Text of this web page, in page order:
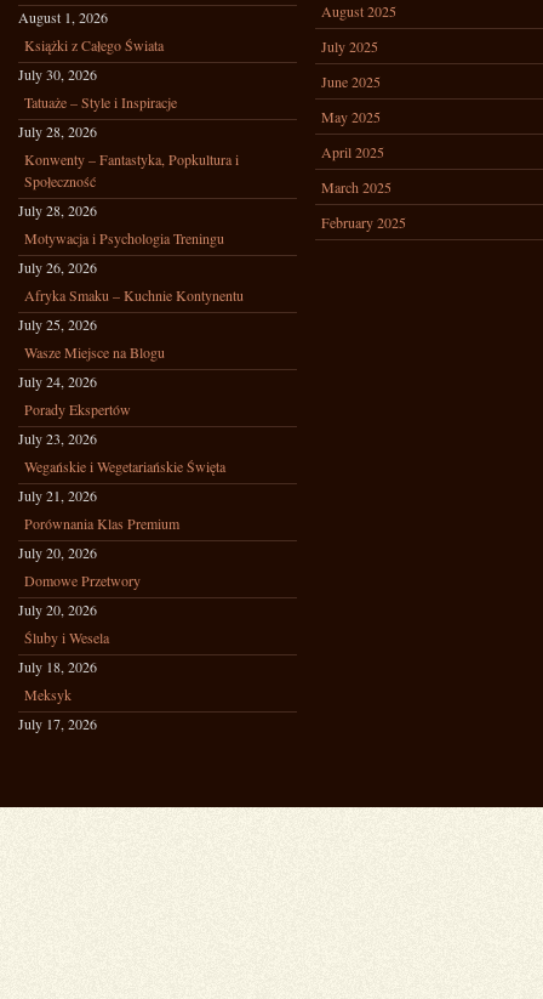
August 1, 2026
Książki z Całego Świata
July 30, 2026
Tatuaże – Style i Inspiracje
July 28, 2026
Konwenty – Fantastyka, Popkultura i
Społeczność
July 28, 2026
Motywacja i Psychologia Treningu
July 26, 2026
Afryka Smaku – Kuchnie Kontynentu
July 25, 2026
Wasze Miejsce na Blogu
July 24, 2026
Porady Ekspertów
July 23, 2026
Wegańskie i Wegetariańskie Święta
July 21, 2026
Porównania Klas Premium
July 20, 2026
Domowe Przetwory
July 20, 2026
Śluby i Wesela
July 18, 2026
Meksyk
July 17, 2026
August 2025
July 2025
June 2025
May 2025
April 2025
March 2025
February 2025